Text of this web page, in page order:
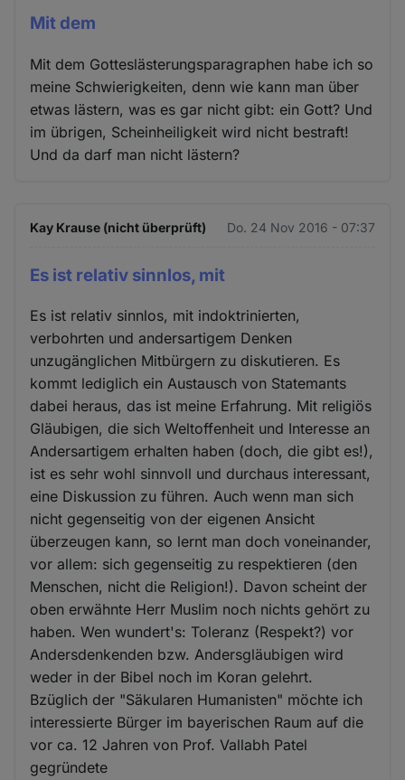
Mit dem
Mit dem Gotteslästerungsparagraphen habe ich so
meine Schwierigkeiten, denn wie kann man über
etwas lästern, was es gar nicht gibt: ein Gott? Und
im übrigen, Scheinheiligkeit wird nicht bestraft!
Und da darf man nicht lästern?
Kay Krause (nicht überprüft) Do. 24 Nov 2016 - 07:37
Es ist relativ sinnlos, mit
Es ist relativ sinnlos, mit indoktrinierten,
verbohrten und andersartigem Denken
unzugänglichen Mitbürgern zu diskutieren. Es
kommt lediglich ein Austausch von Statemants
dabei heraus, das ist meine Erfahrung. Mit religiös
Gläubigen, die sich Weltoffenheit und Interesse an
Andersartigem erhalten haben (doch, die gibt es!),
ist es sehr wohl sinnvoll und durchaus interessant,
eine Diskussion zu führen. Auch wenn man sich
nicht gegenseitig von der eigenen Ansicht
überzeugen kann, so lernt man doch voneinander,
vor allem: sich gegenseitig zu respektieren (den
Menschen, nicht die Religion!). Davon scheint der
oben erwähnte Herr Muslim noch nichts gehört zu
haben. Wen wundert's: Toleranz (Respekt?) vor
Andersdenkenden bzw. Andersgläubigen wird
weder in der Bibel noch im Koran gelehrt.
Bzüglich der "Säkularen Humanisten" möchte ich
interessierte Bürger im bayerischen Raum auf die
vor ca. 12 Jahren von Prof. Vallabh Patel
gegründete